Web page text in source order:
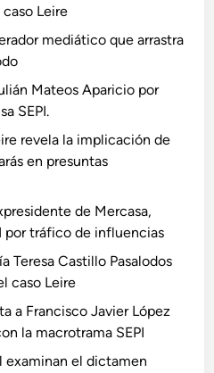
caso Leire
mediático que arrastra
Mateos Aparicio por
SEPI.
revela la implicación de
en presuntas
de Mercasa,
por tráfico de influencias
Teresa Castillo Pasalodos
caso Leire
a Francisco Javier López
la macrotrama SEPI
examinan el dictamen